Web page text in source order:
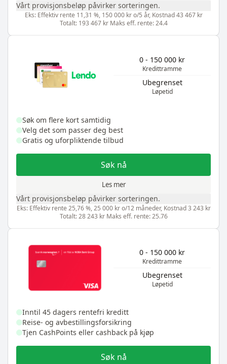
Vårt provisjonsbeløp påvirker sorteringen.
Eks: Effektiv rente 11,31 %, 150 000 kr o/5 år, Kostnad 43 467 kr
Totalt: 193 467 kr Maks eff. rente: 24.4
Kredittramme
0 - 150 000 kr
Løpetid
Ubegrenset
Søk om flere kort samtidig
Velg det som passer deg best
Gratis og uforpliktende tilbud
Søk nå
Les mer
Vårt provisjonsbeløp påvirker sorteringen.
Eks: Effektiv rente 25,76 %, 25 000 kr o/12 måneder, Kostnad 3 243 kr
Totalt: 28 243 kr Maks eff. rente: 25.76
Kredittramme
0 - 150 000 kr
Løpetid
Ubegrenset
Inntil 45 dagers rentefri kreditt
Reise- og avbestillingsforsikring
Tjen CashPoints eller cashback på kjøp
Søk nå